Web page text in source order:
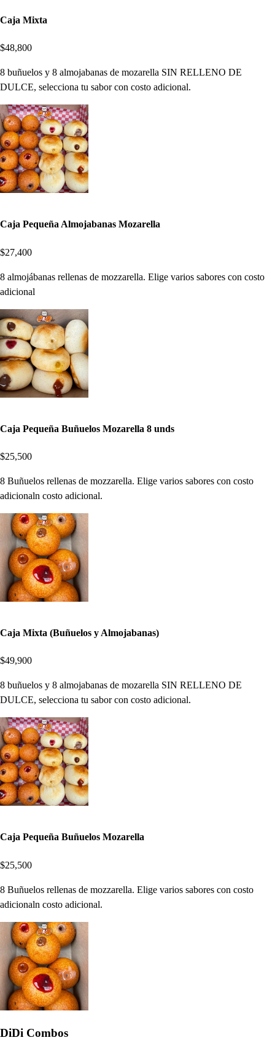
Caja Mixta
$48,800
8 buñuelos y 8 almojabanas de mozarella SIN RELLENO DE
DULCE, selecciona tu sabor con costo adicional.
Caja Pequeña Almojabanas Mozarella
$27,400
8 almojábanas rellenas de mozzarella. Elige varios sabores con costo
adicional
Caja Pequeña Buñuelos Mozarella 8 unds
$25,500
8 Buñuelos rellenas de mozzarella. Elige varios sabores con costo
adicionaln costo adicional.
Caja Mixta (Buñuelos y Almojabanas)
$49,900
8 buñuelos y 8 almojabanas de mozarella SIN RELLENO DE
DULCE, selecciona tu sabor con costo adicional.
Caja Pequeña Buñuelos Mozarella
$25,500
8 Buñuelos rellenas de mozzarella. Elige varios sabores con costo
adicionaln costo adicional.
DiDi Combos